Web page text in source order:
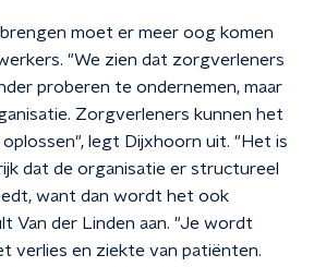
moet er meer oog komen
"We zien dat zorgverleners
proberen te ondernemen, maar
Zorgverleners kunnen het
legt Dijxhoorn uit. "Het is
dat de organisatie er structureel
want dan wordt het ook
Van der Linden aan. "Je wordt
verlies en ziekte van patiënten.